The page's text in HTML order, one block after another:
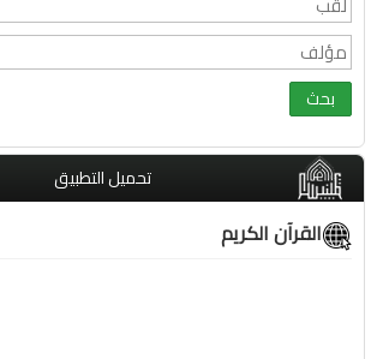
تحميل التطبيق
القرآن الكريم